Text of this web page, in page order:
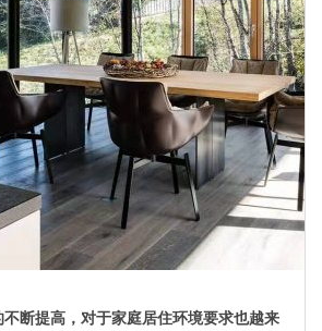
不断提高，对于家庭居住环境要求也越来